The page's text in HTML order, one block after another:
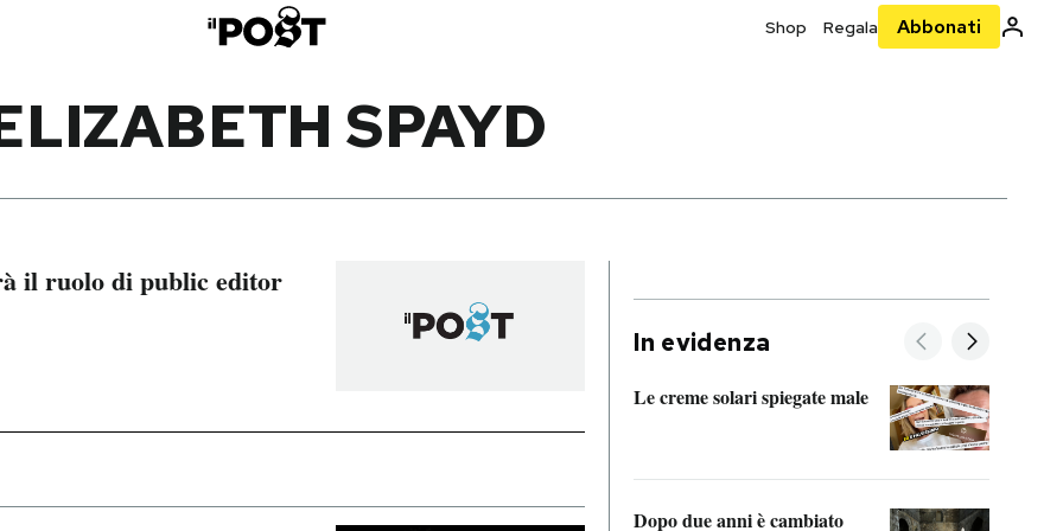
Shop Regala Abbonati
SPAYD
il ruolo di public editor
In evidenza
Le creme solari spiegate male
Dopo due anni è cambiato